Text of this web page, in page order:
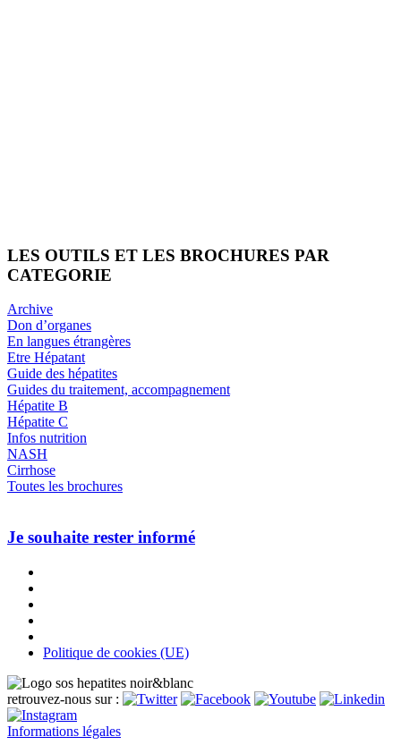
LES OUTILS ET LES BROCHURES PAR
CATEGORIE
Archive
Don d’organes
En langues étrangères
Etre Hépatant
Guide des hépatites
Guides du traitement, accompagnement
Hépatite B
Hépatite C
Infos nutrition
NASH
Cirrhose
Toutes les brochures
Je souhaite rester informé
Politique de cookies (UE)
retrouvez-nous sur :
Informations légales